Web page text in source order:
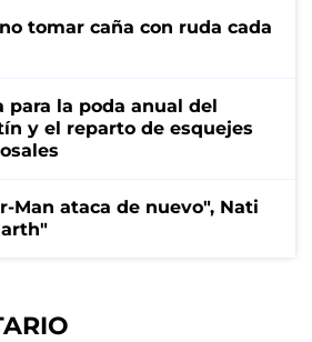
tomar caña con ruda cada
para la poda anual del
y el reparto de esquejes
Man ataca de nuevo", Nati